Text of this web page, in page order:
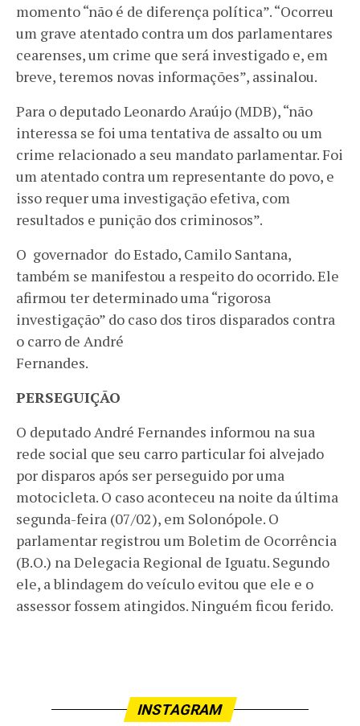
momento “não é de diferença política”. “Ocorreu
um grave atentado contra um dos parlamentares
cearenses, um crime que será investigado e, em
breve, teremos novas informações”, assinalou.
Para o deputado Leonardo Araújo (MDB), “não
interessa se foi uma tentativa de assalto ou um
crime relacionado a seu mandato parlamentar. Foi
um atentado contra um representante do povo, e
isso requer uma investigação efetiva, com
resultados e punição dos criminosos”.
O governador do Estado, Camilo Santana,
também se manifestou a respeito do ocorrido. Ele
afirmou ter determinado uma “rigorosa
investigação” do caso dos tiros disparados contra
o carro de André
PERSEGUIÇÃO
O deputado André Fernandes informou na sua
rede social que seu carro particular foi alvejado
por disparos após ser perseguido por uma
motocicleta. O caso aconteceu na noite da última
segunda-feira (07/02), em Solonópole. O
parlamentar registrou um Boletim de Ocorrência
(B.O.) na Delegacia Regional de Iguatu. Segundo
ele, a blindagem do veículo evitou que ele e o
assessor fossem atingidos. Ninguém ficou ferido.
INSTAGRAM